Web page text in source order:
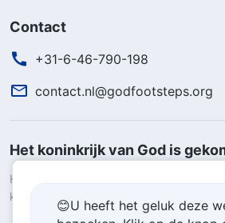
Contact
+31-6-46-790-198
contact.nl@godfootsteps.org
Het koninkrijk van God is
Het koninkrijk van God is naar de wereld
koninkrijk van God binnengaan?
😊U heeft het geluk deze